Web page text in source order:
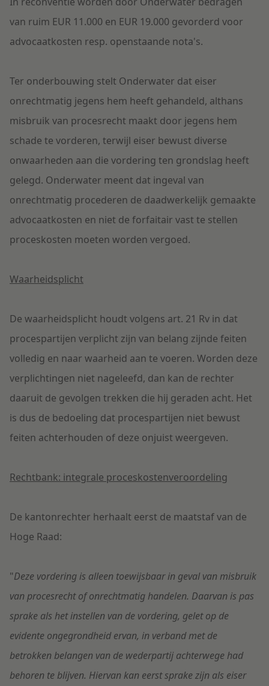
van ruim EUR 11.000 en EUR 19.000 gevorderd voor
advocaatkosten resp. openstaande nota's.
Ter onderbouwing stelt Onderwater dat eiser
onrechtmatig jegens hem heeft gehandeld, althans
misbruik van procesrecht maakt door jegens hem
schade te vorderen, terwijl eiser bewust diverse
onwaarheden aan die vordering ten grondslag heeft
gelegd. Onderwater meent dat ingeval van
onrechtmatig procederen de daadwerkelijk gemaakte
advocaatkosten en niet de forfaitair vast te stellen
proceskosten moeten worden vergoed.
Waarheidsplicht
De waarheidsplicht houdt volgens art. 21 Rv in dat
procespartijen verplicht zijn van belang zijnde feiten
volledig en naar waarheid aan te voeren. Worden deze
verplichtingen niet nageleefd, dan kan de rechter
daaruit de gevolgen trekken die hij geraden acht. Het
is dus de bedoeling dat procespartijen niet bewust
feiten achterhouden of deze onjuist weergeven.
Rechtbank: integrale proceskostenveroordeling
De kantonrechter herhaalt eerst de maatstaf van de
Hoge Raad:
"Deze vordering is alleen toewijsbaar in geval van misbruik
van procesrecht of onrechtmatig handelen. Daarvan is pas
sprake als het instellen van de vordering, gelet op de
evidente ongegrondheid ervan, in verband met de
betrokken belangen van de wederpartij achterwege had
behoren te blijven. Hiervan kan eerst sprake zijn als eiser